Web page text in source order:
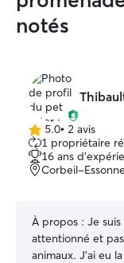
notés
5.0 étoile(s)
sur
5
5.0• 2 avis
1 propriétaire
16 ans
Corbeil-
À propos : Je
attentionné et
animaux. J’ai eu